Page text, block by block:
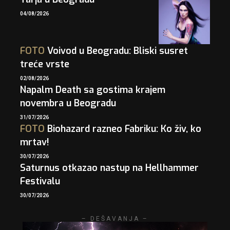
04/08/2026
FOTO Voivod u Beogradu: Bliski susret
treće vrste
02/08/2026
Napalm Death sa gostima krajem
novembra u Beogradu
31/07/2026
FOTO Biohazard razneo Fabriku: Ko živ, ko
mrtav!
30/07/2026
Saturnus otkazao nastup na Hellhammer
Festivalu
30/07/2026
– DEŠAVANJA –